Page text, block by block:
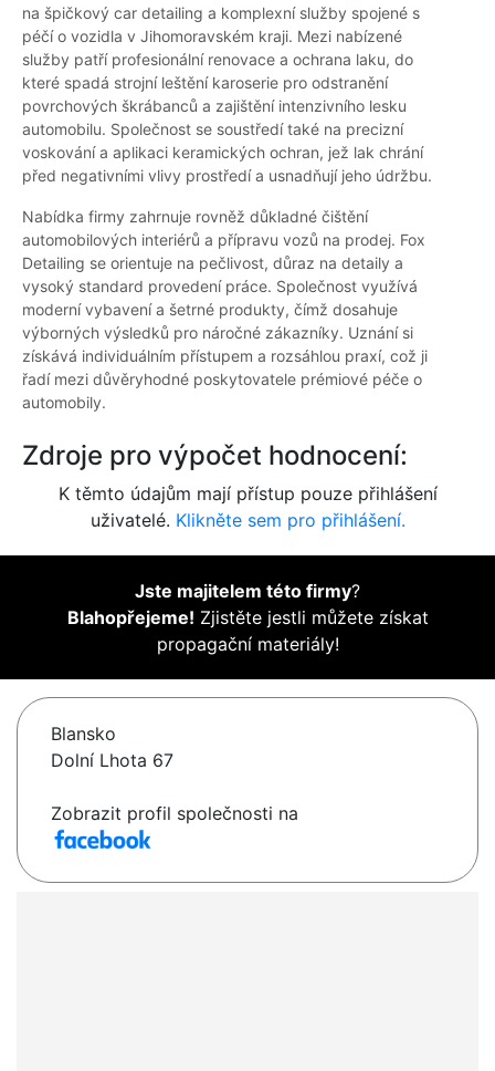
na špičkový car detailing a komplexní služby spojené s
péčí o vozidla v Jihomoravském kraji. Mezi nabízené
služby patří profesionální renovace a ochrana laku, do
které spadá strojní leštění karoserie pro odstranění
povrchových škrábanců a zajištění intenzivního lesku
automobilu. Společnost se soustředí také na precizní
voskování a aplikaci keramických ochran, jež lak chrání
před negativními vlivy prostředí a usnadňují jeho údržbu.
Nabídka firmy zahrnuje rovněž důkladné čištění
automobilových interiérů a přípravu vozů na prodej. Fox
Detailing se orientuje na pečlivost, důraz na detaily a
vysoký standard provedení práce. Společnost využívá
moderní vybavení a šetrné produkty, čímž dosahuje
výborných výsledků pro náročné zákazníky. Uznání si
získává individuálním přístupem a rozsáhlou praxí, což ji
řadí mezi důvěryhodné poskytovatele prémiové péče o
automobily.
Zdroje pro výpočet hodnocení:
K těmto údajům mají přístup pouze přihlášení
uživatelé. Klikněte sem pro přihlášení.
Jste majitelem této firmy?
Blahopřejeme! Zjistěte jestli můžete získat
propagační materiály!
Blansko
Dolní Lhota 67
Zobrazit profil společnosti na